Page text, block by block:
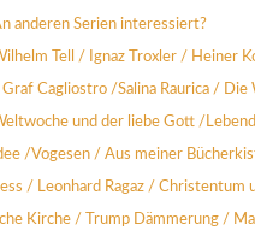
ande­ren Seri­en inter­es­siert?
Tell
/ Ignaz Trox­ler / Hei­ner
Graf Cagli­os­tro /Sali­na Rau­rica / Die
und der lie­be Gott /
/Voge­sen / Aus mei­ner
/ Leon­hard Ragaz / Chris­ten­tum
Kir­che / Trump Däm­me­rung /